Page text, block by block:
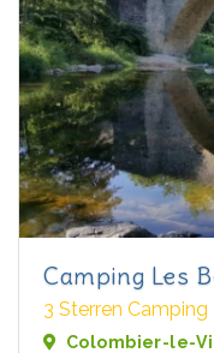
Camping Les
3 Sterren Camping
Colombier-le-